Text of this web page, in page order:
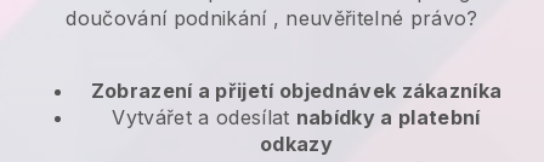
doučování podnikání, neuvěřitelné právo?
Zobrazení a přijetí objednávek zákazníka
Vytvářet a odesílat nabídky a platební
odkazy